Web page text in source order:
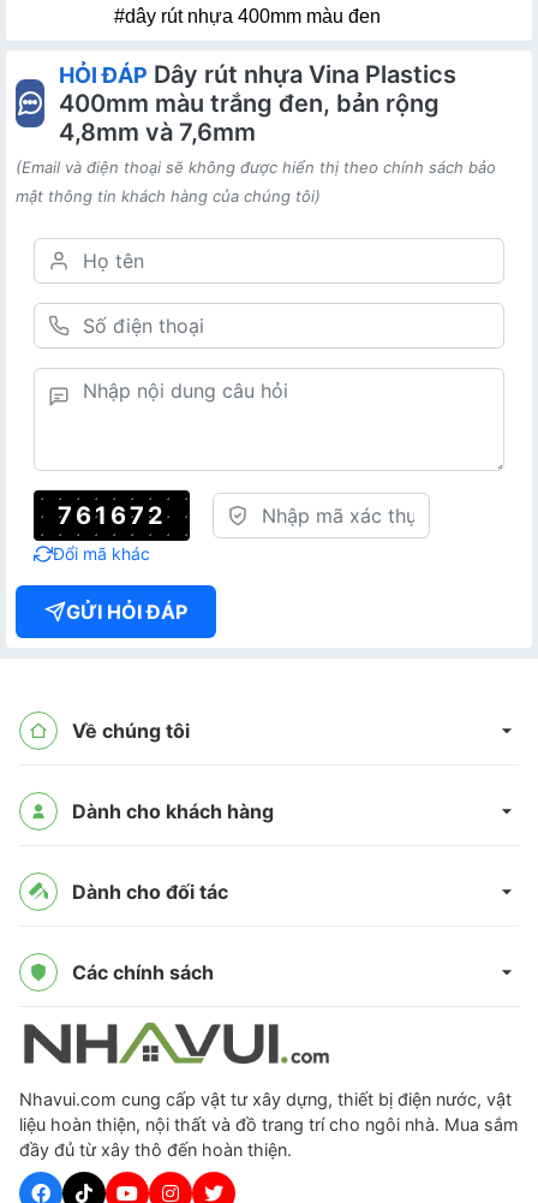
#dây rút nhựa 400mm màu đen
HỎI ĐÁP Dây rút nhựa Vina Plastics
400mm màu trắng đen, bản rộng
4,8mm và 7,6mm
(Email và điện thoại sẽ không được hiển thị theo chính sách bảo
mật thông tin khách hàng của chúng tôi)
761672
Đổi mã khác
GỬI HỎI ĐÁP
Về chúng tôi
Dành cho khách hàng
Dành cho đối tác
Các chính sách
Nhavui.com cung cấp vật tư xây dựng, thiết bị điện nước, vật
liệu hoàn thiện, nội thất và đồ trang trí cho ngôi nhà. Mua sắm
đầy đủ từ xây thô đến hoàn thiện.